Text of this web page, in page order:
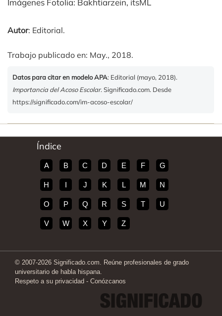
Imágenes Fotolia: Bakhtiarzein, itsML
Autor: Editorial.
Trabajo publicado en: May., 2018.
Datos para citar en modelo APA: Editorial (mayo, 2018).
Importancia del Acoso Escolar. Significado.com. Desde
https://significado.com/im-acoso-escolar/
Índice
A B C D E F G
H I J K L M N
O P Q R S T U
V W X Y Z
© 2007-2026 Significado.com. Reúne profesionales de grado
universitario de habla hispana.
Respeto a su privacidad - Conózcanos